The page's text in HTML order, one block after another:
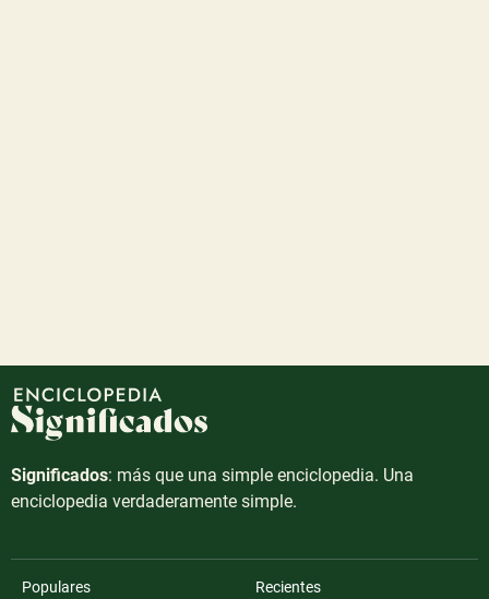
Significados: más que una simple enciclopedia. Una
enciclopedia verdaderamente simple.
Populares Recientes